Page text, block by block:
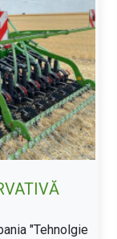
"Tehnolgie